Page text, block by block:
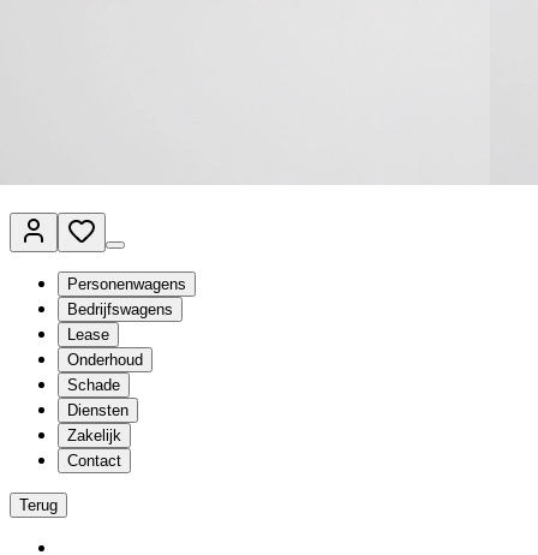
Personenwagens
Bedrijfswagens
Lease
Onderhoud
Schade
Diensten
Zakelijk
Contact
Terug